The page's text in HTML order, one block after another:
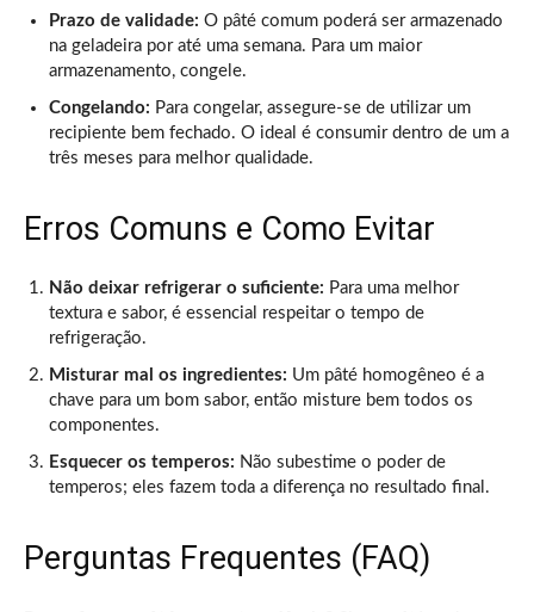
Prazo de validade: O pâté comum poderá ser armazenado
na geladeira por até uma semana. Para um maior
armazenamento, congele.
Congelando: Para congelar, assegure-se de utilizar um
recipiente bem fechado. O ideal é consumir dentro de um a
três meses para melhor qualidade.
Erros Comuns e Como Evitar
Não deixar refrigerar o suficiente: Para uma melhor
textura e sabor, é essencial respeitar o tempo de
refrigeração.
Misturar mal os ingredientes: Um pâté homogêneo é a
chave para um bom sabor, então misture bem todos os
componentes.
Esquecer os temperos: Não subestime o poder de
temperos; eles fazem toda a diferença no resultado final.
Perguntas Frequentes (FAQ)